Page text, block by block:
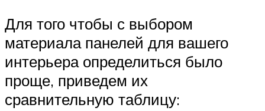
Для того чтобы с выбором
материала панелей для вашего
интерьера определиться было
проще, приведем их
сравнительную таблицу: